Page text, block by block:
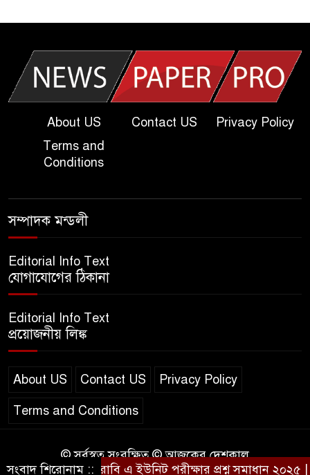
| Today Dakhil Exam
খুবি সি ইউনিট ভর্তি পরীক্ষার প্রশ্ন
২০২৫ | KU C Unit Admission
Question
Jannat Toha Video viral
About US Contact US
Privacy Policy
Terms and
Conditions
সম্পাদক মন্ডলী
Editorial Info Text
যোগাযোগের ঠিকানা
Editorial Info Text
প্রয়োজনীয় লিঙ্ক
About US Contact US Privacy Policy
Terms and Conditions
© সর্বস্বত্ব সংরক্ষিত © আজকের দেশকাল
Design & Developed byBD IT HOST
সংবাদ শিরোনাম ::রাবি এ ইউনিট পরীক্ষার প্রশ্ন সমাধান ২০২৫ |